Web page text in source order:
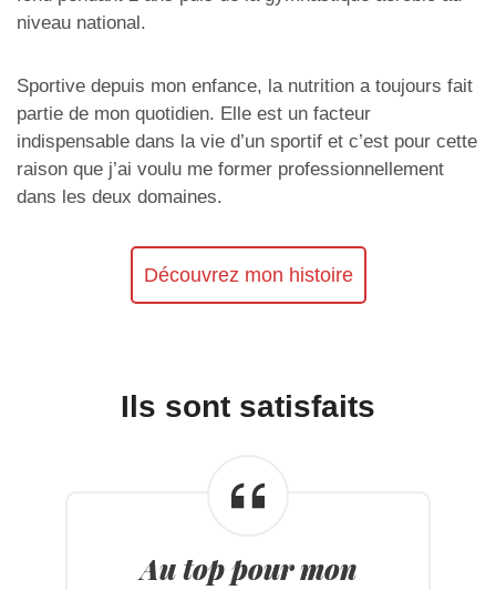
niveau national.
Sportive depuis mon enfance, la nutrition a toujours fait
partie de mon quotidien. Elle est un facteur
indispensable dans la vie d’un sportif et c’est pour cette
raison que j’ai voulu me former professionnellement
dans les deux domaines.
Découvrez mon histoire
Ils sont satisfaits
Au top pour mon